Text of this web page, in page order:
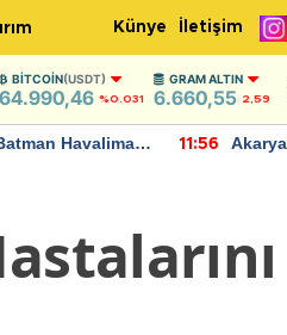
Künye İletişim
BITCOIN(USDT)
64.990,46 %0.031
GRAM ALTIN
6.660,55 2,59
Havalimanı
11:56